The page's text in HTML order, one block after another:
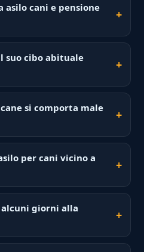
asilo cani e pensione
suo cibo abituale
si comporta male
per cani vicino a
alcuni giorni alla